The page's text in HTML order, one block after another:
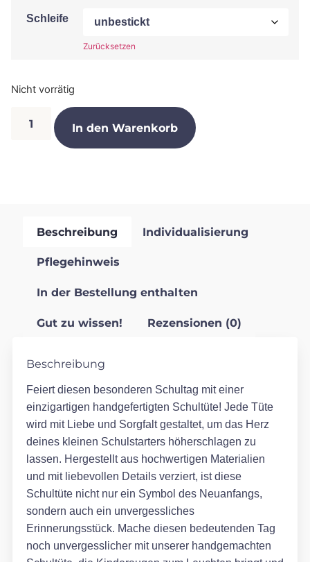
Schleife
Zurücksetzen
Nicht vorrätig
In den Warenkorb
Beschreibung Individualisierung
Pflegehinweis
In der Bestellung enthalten
Gut zu wissen! Rezensionen (0)
Beschreibung
Feiert diesen besonderen Schultag mit einer
einzigartigen handgefertigten Schultüte! Jede Tüte
wird mit Liebe und Sorgfalt gestaltet, um das Herz
deines kleinen Schulstarters höherschlagen zu
lassen. Hergestellt aus hochwertigen Materialien
und mit liebevollen Details verziert, ist diese
Schultüte nicht nur ein Symbol des Neuanfangs,
sondern auch ein unvergessliches
Erinnerungsstück. Mache diesen bedeutenden Tag
noch unvergesslicher mit unserer handgemachten